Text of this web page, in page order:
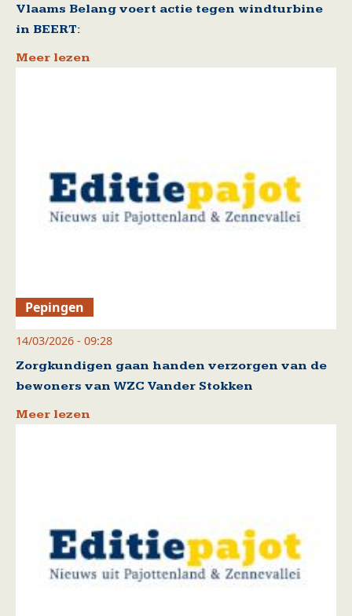
Vlaams Belang voert actie tegen windturbine
in BEERT:
Meer lezen
Pepingen
14/03/2026 - 09:28
Zorgkundigen gaan handen verzorgen van de
bewoners van WZC Vander Stokken
Meer lezen